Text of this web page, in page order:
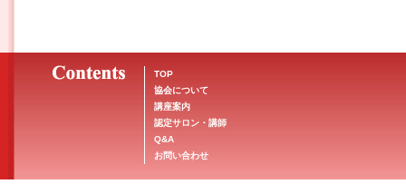
TOP
協会について
講座案内
認定サロン・講師
Q&A
お問い合わせ